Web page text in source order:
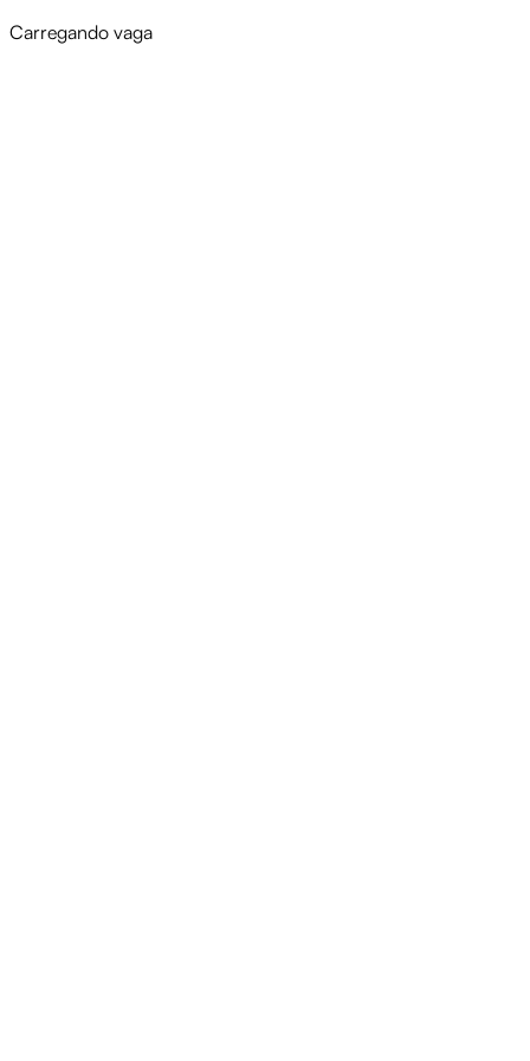
Carregando vaga